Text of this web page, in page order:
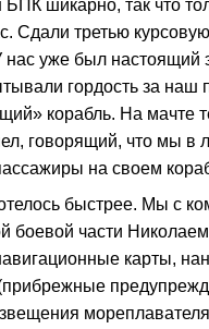
шикарно, так что
Сдали третью
нас уже был настоящий
гордость за наш
корабль. На мачте
говорящий, что мы в
на своем
быстрее. Мы с
боевой части
карты,